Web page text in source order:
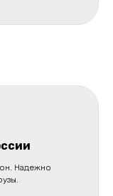
Надежно